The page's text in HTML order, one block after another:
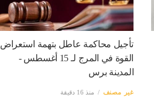
تأجيل محاكمة عاطل بتهمة استعراض
القوة في المرج لـ 15 أغسطس -
المدينة برس
غير مصنف منذ 16 دقيقة